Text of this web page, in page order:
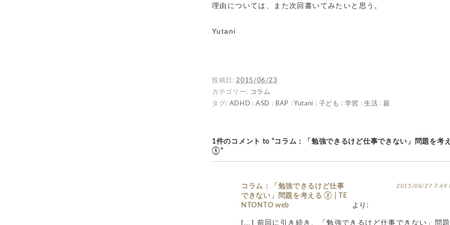
理由については、また次回書いてみたいと思う。
Yutani
投稿日: 2015/06/23
カテゴリー: コラム
タグ: ADHD :ASD : BAP : Yutani : 子ども : 学習 :生活 :親
1件のコメント to “コラム：「勉強できるけど仕事できない」問題を考
①”
コラム：「勉強できるけど仕事
できない」問題を考える ② | TE
NTONTO web
より:
2015/06/27 7:49
[…] 前回に引き続き、「勉強できるけど仕事できない」問題